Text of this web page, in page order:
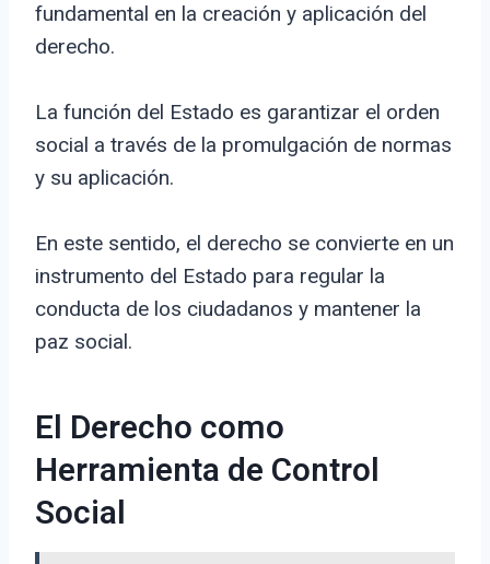
fundamental en la creación y aplicación del
derecho.
La función del Estado es garantizar el orden
social a través de la promulgación de normas
y su aplicación.
En este sentido, el derecho se convierte en un
instrumento del Estado para regular la
conducta de los ciudadanos y mantener la
paz social.
El Derecho como
Herramienta de Control
Social